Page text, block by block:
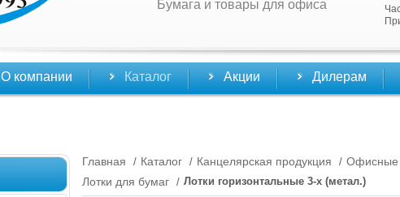
Бумага и товары для офиса
О компании Каталог Акции Дилерам
Главная / Каталог / Канцелярская продукция / Офисные
Лотки для бумаг / Лотки горизонтальные 3-х (метал.)